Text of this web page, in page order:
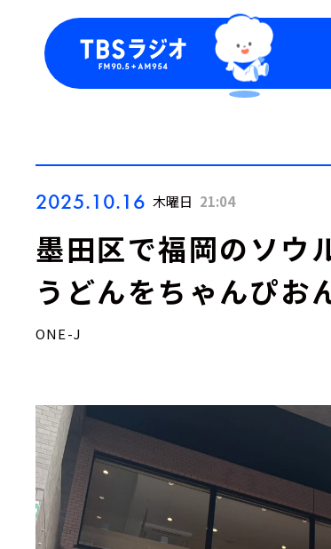
2025.10.16 木曜日 21:04
墨田区で福岡のソウ
うどんをちゃんぴお
ONE-J